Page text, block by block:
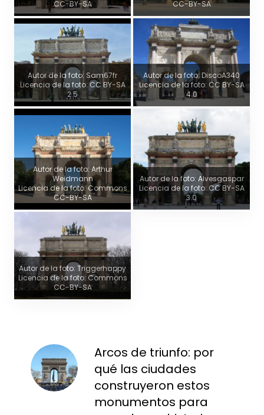
CC-BY-SA CC-BY-SA
Autor de la foto: Sam67fr
Licencia de la foto: CC BY-SA
2.5
Autor de la foto: DiscoA340
Licencia de la foto: CC BY-SA
4.0
Autor de la foto: Arthur
Weidmann
Licencia de la foto: Commons
CC-BY-SA
Autor de la foto: Alvesgaspar
Licencia de la foto: CC BY-SA
3.0
Autor de la foto: Triggerhappy
Licencia de la foto: Commons
CC-BY-SA
Arcos de triunfo: por
qué las ciudades
construyeron estos
monumentos para